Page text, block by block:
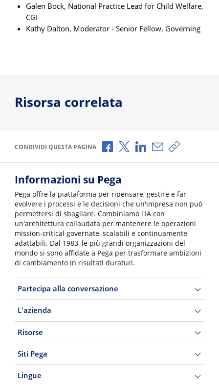
Galen Bock, National Practice Lead for Child Welfare,
CGI
Kathy Dalton, Moderator - Senior Fellow, Governing
Risorsa correlata
CONDIVIDI QUESTA PAGINA Condividi via Facebook
Condividi via X
Condividi via
Condividi via e-
Copia link
Informazioni su Pega
Pega offre la piattaforma per ripensare, gestire e far
evolvere i processi e le decisioni che un'impresa non può
permettersi di sbagliare. Combiniamo l'IA con
un'architettura collaudata per mantenere le operazioni
mission-critical governate, scalabili e continuamente
adattabili. Dal 1983, le più grandi organizzazioni del
mondo si sono affidate a Pega per trasformare ambizioni
di cambiamento in risultati duraturi.
Partecipa alla conversazione
L'azienda
Risorse
Siti Pega
Lingue